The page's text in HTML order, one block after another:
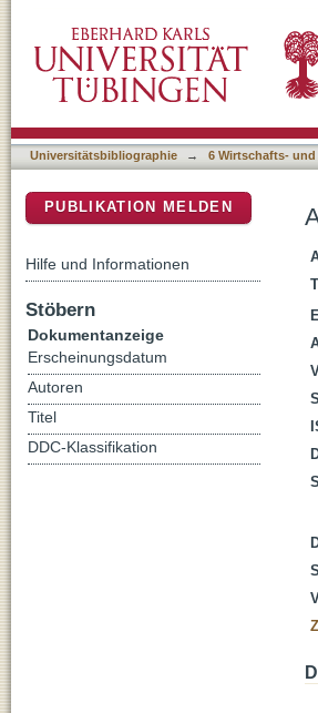
Universitätsbibliographie → 6 Wirtschafts-
PUBLIKATION MELDEN
Hilfe und Informationen
Stöbern
Dokumentanzeige
Erscheinungsdatum
Autoren
Titel
DDC-Klassifikation